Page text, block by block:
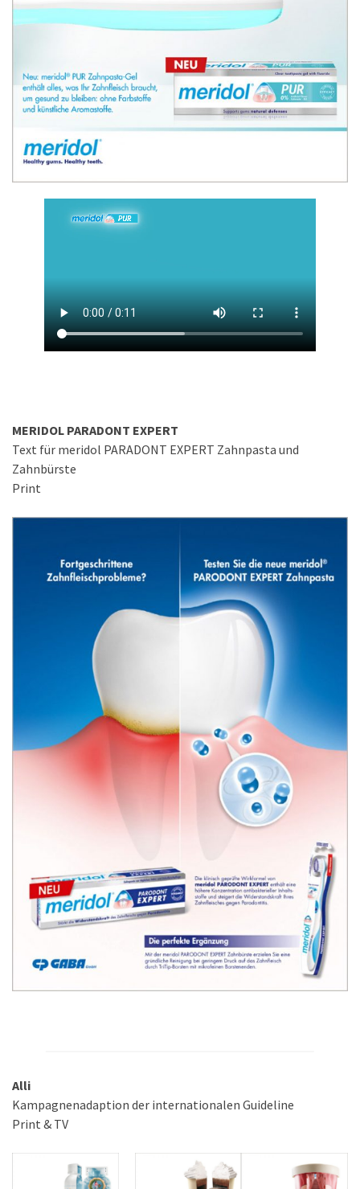
MERIDOL PARADONT EXPERT
Text für meridol PARADONT EXPERT Zahnpasta und
Zahnbürste
Print
Alli
Kampagnenadaption der internationalen Guideline
Print & TV